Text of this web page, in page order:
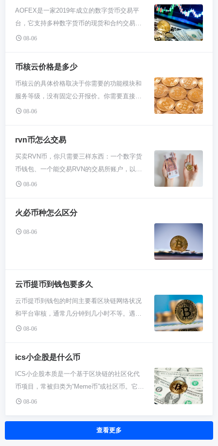
AOFEX是一家2019年成立的数字货币交易平
台，它支持多种数字货币的现货和合约交易。
这个平台以提供丰富的交易品种和“期权”等特
议，并非对所有用户开放。它的核心就是让你
买卖各种加密货币，并进行一些高风险的衍生
品投资。在决定使用前，务必做好功课。 说白
了，AOFEX就是个炒币的地儿。你可以把它想
币的“大集市”。在这个集市里，你能用钱买到
成钱。除了这种最基础的“现货”买卖，AOFEX
还搞了不少花活儿，比如合约交易和期权。合
约交易就是你可以赌某个币未来是涨还是跌，
就更复杂一点，像是给未来某个时间点的币价
平台买不到的币，这里可能会有。这对于想追
逐一些新项目的人来说有点吸引力。但另一方
面，这种“上新”速度也意味着风险可能更高，
因为一些小币种流动性差，价格容易被操控，
易，在圈内也算是个特色，但期权这东西理解
绝对不是新手该碰的东西，老手也得掂量着
来。 最重要的事来了：安全问题。投资数字货
币，平台靠不靠谱是天大的事。AOFEX在国际
全，这些信息对于普通用户来说可能并不透
明。历史上，币圈出现过不少小平台跑路或者
08-06
币核云价格是多少
币核云的具体价格取决于你需要的功能模块和
服务等级，没有固定公开报价。你需要直接联
系他们的销售团队，根据你的业务规模和定制
知道币核云价格，结果发现网上根本搜不到一
个明确数字，对吧？这感觉有点像你去4S店问
一辆车多少钱，销售先问你打算怎么用、有什
么配置要求，不会直接甩个底价。币核云也是
方案，里面有现货、合约、流动性这些不同模
要的“厨具”和“场地”规模完全不同，价格自然天
易流量，这决定了服务器和技术的投入成本。
再比如你需不需要法币入金通道、要不要做合
约交易，这些高级功能都是单独算钱的模块。
版，丰俭由人。 作为新手，你可能会觉得这不
透明。但其实在To B的企业服务里这很常见，
尤其是技术服务。直接问价格不如先想清楚自
己到底要做什么。你如果只是了解，可以要个
08-06
rvn币怎么交易
买卖RVN币，你只需要三样东西：一个数字货
币钱包、一个能交易RVN的交易所账户，以及
一些用来购买的USDT或BTC。核心流程就三
的私人钱包里保管。别把币一直放交易所，安
全第一。 你得先找个能交易RVN的地方，像必
充点钱。最省事的法子是用法币买点USDT这
到交易所的交易页面，找到RVN/USDT这个交
当下最好的价格帮你成交。要是你心里有个目
标价位，那就用限价单，挂个单等着市场价碰
到你的价格再买。买的时候稍微看一眼深度
户里。 最重要的一步来了：别偷懒，把你的
RVN从交易所提走！在交易所账户里找到“提
08-06
火必币种怎么区分
08-06
云币提币到钱包要多久
云币提币到钱包的时间主要看区块链网络状况
和平台审核，通常几分钟到几小时不等。遇到
网络拥堵或平台繁忙，偶尔可能需要更长时
云币这类平台处理提币请求一般挺快，他们那
边审核通过后，基本就算完事了。但钱不是直
接从他们口袋飞到你钱包的，得走上那么一
段“区块链高速路”。这条路时不时会堵车，特
多，排队确认的交易就挤成堆，你的提币就得
跟着排队，这时候等上个把钟头甚至更久都不
08-06
ics小企股是什么币
ICS小企股本质是一个基于区块链的社区化代
币项目，常被归类为“Meme币”或社区币。它并
非像BTC或ETH那样的主流加密货币，其价值
08-06
查看更多